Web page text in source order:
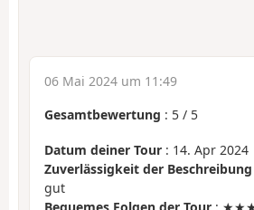
06 Mai 2024 um 11:49
Gesamtbewertung : 5 / 5
Datum deiner Tour : 14. Apr 2024
Zuverlässigkeit der Beschreibung
gut